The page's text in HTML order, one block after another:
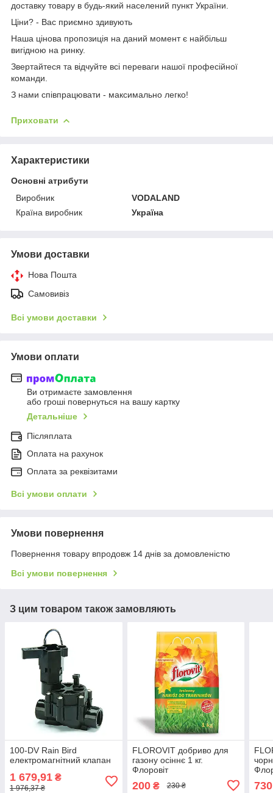
доставку товару в будь-який населений пункт України.
Ціни? - Вас приємно здивують
Наша цінова пропозиція на даний момент є найбільш
вигідною на ринку.
Звертайтеся та відчуйте всі переваги нашої професійної
команди.
З нами співпрацювати - максимально легко!
Приховати
Характеристики
Основні атрибути
Виробник
VODALAND
Країна виробник
Україна
Умови доставки
Нова Пошта
Самовивіз
Всі умови доставки
Умови оплати
Ви отримаєте замовлення
або гроші повернуться на вашу картку
Детальніше
Післяплата
Оплата на рахунок
Оплата за реквізитами
Всі умови оплати
Умови повернення
Повернення товару впродовж 14 днів за домовленістю
Всі умови повернення
З цим товаром також замовляють
100-DV Rain Bird
електромагнітний клапан
1 679,91 ₴
1 976,37 ₴
FLOROVIT добриво для
газону осіннє 1 кг.
Флоровіт
200₴ 230 ₴ 730